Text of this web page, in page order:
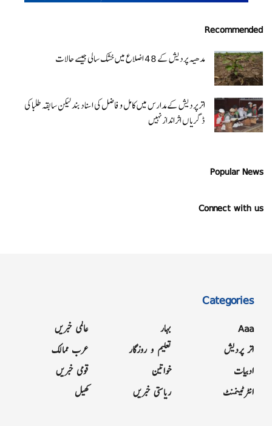
Recommended
مدھیہ پردیش کے 48 اضلاع میں خشک سالی جیسے حالات
اتر پردیش کےمدارس میں کامل و فاضل کی اسناد بند لیکن سابقہ طلبا کی
ڈگریا ں اثرانداز نہیں
Popular News
Connect with us
Categories
Aaa
اتر پردیش
ادبیات
انٹرٹینمنٹ
بہار
تعلیم و روزگار
خواتین
ریاستی خبریں
عالمی خبریں
عرب ممالک
قومی خبریں
کھیل